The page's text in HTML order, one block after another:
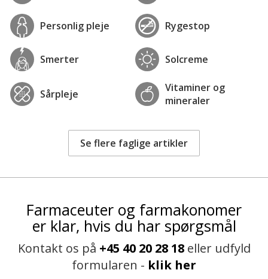
Personlig pleje Rygestop
Smerter Solcreme
Sårpleje
Vitaminer og
mineraler
Se flere faglige artikler
Farmaceuter og farmakonomer
er klar, hvis du har spørgsmål
Kontakt os på +45 40 20 28 18eller udfyld
formularen - klik her